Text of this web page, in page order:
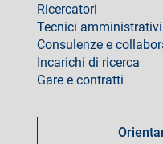
Ricercatori
Tecnici
Consulenze e
Incarichi di ricerca
Gare e contratti
fare